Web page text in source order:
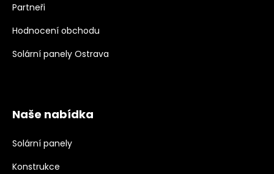
Partneři
Hodnocení obchodu
Solární panely Ostrava
Naše nabídka
Solární panely
Konstrukce